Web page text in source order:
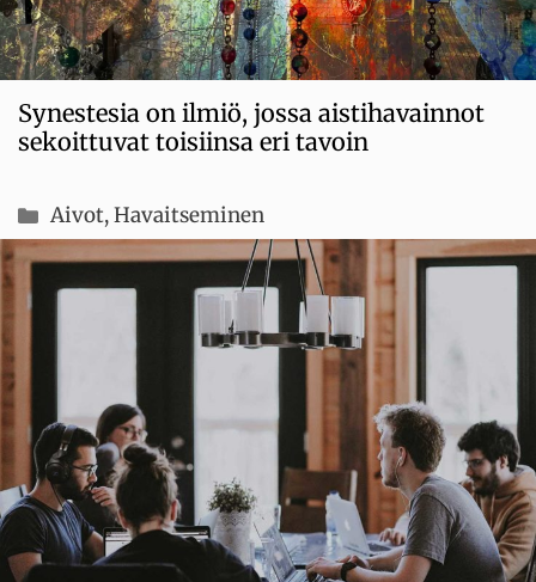
Synestesia on ilmiö, jossa aistihavainnot
sekoittuvat toisiinsa eri tavoin
Kategoriat
Aivot,Havaitseminen